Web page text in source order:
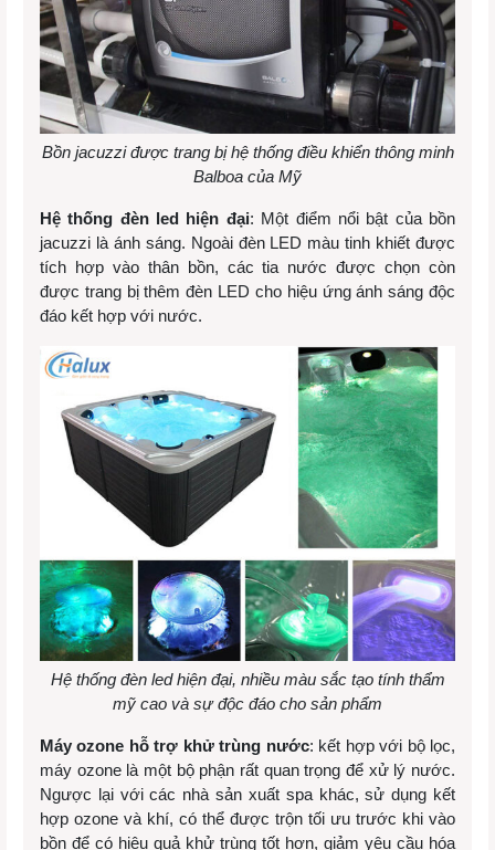
Bồn jacuzzi được trang bị hệ thống điều khiển thông minh
Balboa của Mỹ
Hệ thống đèn led hiện đại: Một điểm nổi bật của bồn
jacuzzi là ánh sáng. Ngoài đèn LED màu tinh khiết được
tích hợp vào thân bồn, các tia nước được chọn còn
được trang bị thêm đèn LED cho hiệu ứng ánh sáng độc
đáo kết hợp với nước.
Hệ thống đèn led hiện đại, nhiều màu sắc tạo tính thẩm
mỹ cao và sự độc đáo cho sản phẩm
Máy ozone hỗ trợ khử trùng nước: kết hợp với bộ lọc,
máy ozone là một bộ phận rất quan trọng để xử lý nước.
Ngược lại với các nhà sản xuất spa khác, sử dụng kết
hợp ozone và khí, có thể được trộn tối ưu trước khi vào
bồn để có hiệu quả khử trùng tốt hơn, giảm yêu cầu hóa